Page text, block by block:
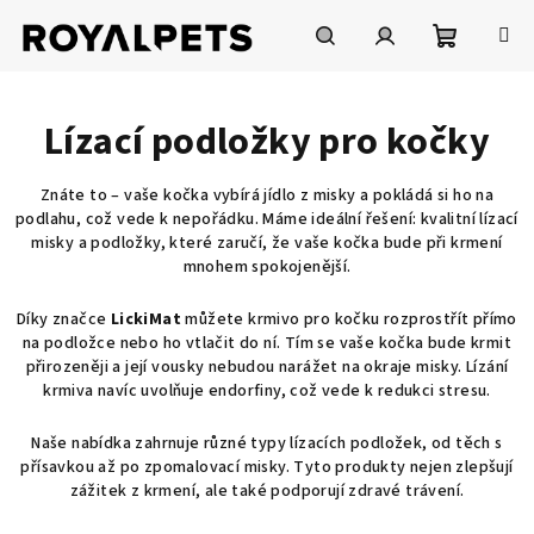
obsah
košík
Lízací podložky pro kočky
Znáte to – vaše kočka vybírá jídlo z misky a pokládá si ho na
podlahu, což vede k nepořádku. Máme ideální řešení: kvalitní lízací
misky a podložky, které zaručí, že vaše kočka bude při krmení
mnohem spokojenější.
Díky značce LickiMatmůžete krmivo pro kočku rozprostřít přímo
na podložce nebo ho vtlačit do ní. Tím se vaše kočka bude krmit
přirozeněji a její vousky nebudou narážet na okraje misky. Lízání
krmiva navíc uvolňuje endorfiny, což vede k redukci stresu.
Naše nabídka zahrnuje různé typy lízacích podložek, od těch s
přísavkou až po zpomalovací misky. Tyto produkty nejen zlepšují
zážitek z krmení, ale také podporují zdravé trávení.